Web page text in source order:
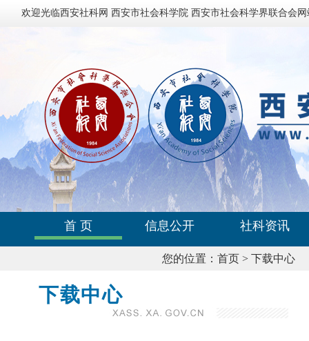
欢迎光临西安社科网 西安市社会科学院 西安市社会科学界联合会
首 页 信息公开 社科资讯
您的位置： 首页 > 下载中心
下载中心